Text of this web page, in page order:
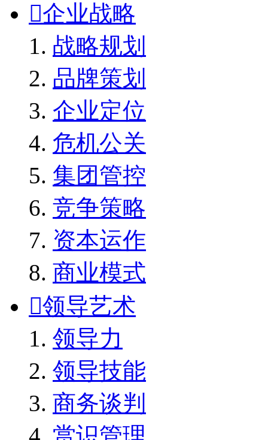
企业战略
战略规划
品牌策划
企业定位
危机公关
集团管控
竞争策略
资本运作
商业模式
领导艺术
领导力
领导技能
商务谈判